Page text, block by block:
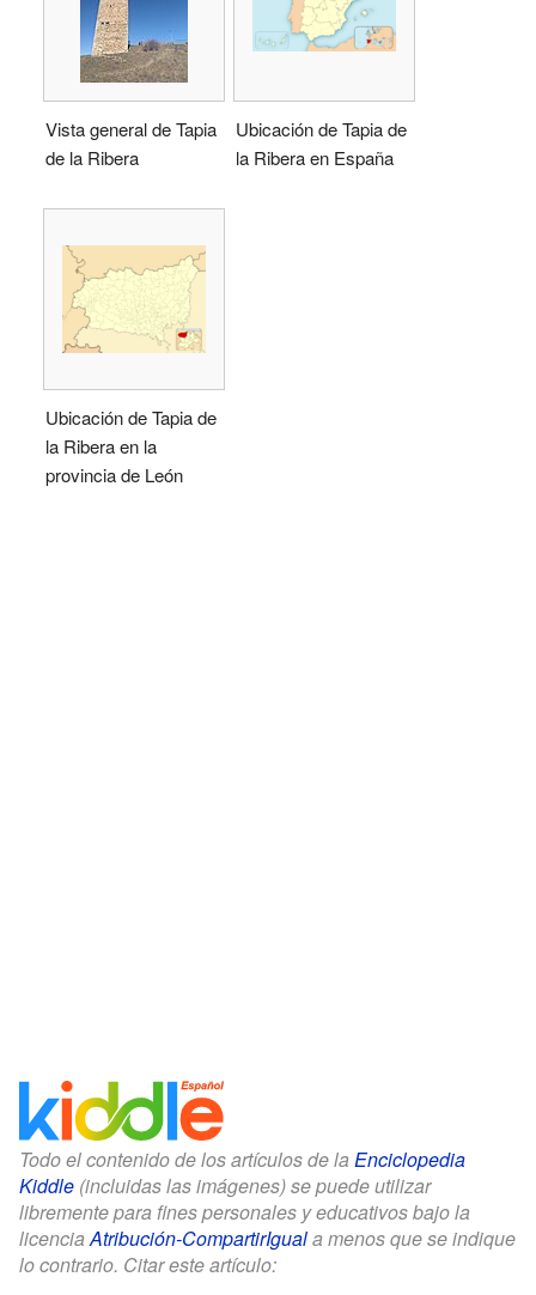
Vista general de Tapia
de la Ribera
Ubicación de Tapia de
la Ribera en España
Ubicación de Tapia de
la Ribera en la
provincia de León
Todo el contenido de los artículos de la Enciclopedia
Kiddle (incluidas las imágenes) se puede utilizar
libremente para fines personales y educativos bajo la
licenciaAtribución-CompartirIguala menos que se indique
lo contrario. Citar este artículo: